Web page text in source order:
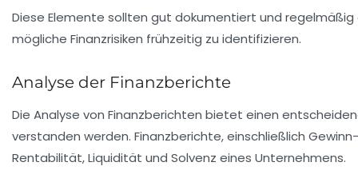
Diese Elemente sollten gut dokumentiert und
mögliche Finanzrisiken frühzeitig zu identifizieren.
Analyse der Finanzberichte
Die Analyse von Finanzberichten bietet einen
verstanden werden. Finanzberichte, einschließlich
Rentabilität,Liquidität und Solvenz eines Unternehmens.